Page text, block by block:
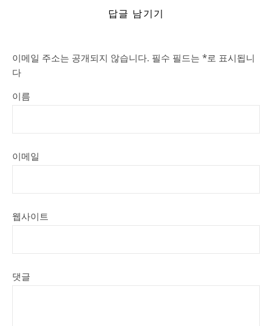
답글 남기기
이메일 주소는 공개되지 않습니다. 필수 필드는 *로 표시됩니
다
이름
이메일
웹사이트
댓글